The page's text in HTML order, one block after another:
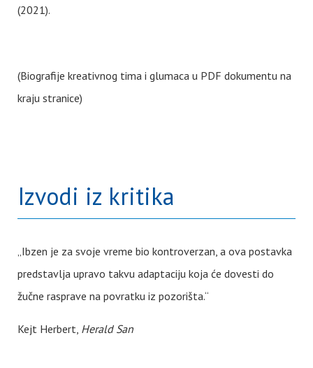
(2021).
(Biografije kreativnog tima i glumaca u PDF dokumentu na
kraju stranice)
Izvodi iz kritika
„Ibzen je za svoje vreme bio kontroverzan, a ova postavka
predstavlja upravo takvu adaptaciju koja će dovesti do
žučne rasprave na povratku iz pozorišta.“
Kejt Herbert, Herald San